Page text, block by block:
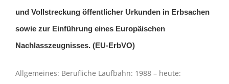
und Vollstreckung öffentlicher Urkunden in Erbsachen
sowie zur Einführung eines Europäischen
Nachlasszeugnisses. (EU-ErbVO)
Allgemeines: Berufliche Laufbahn: 1988 – heute: